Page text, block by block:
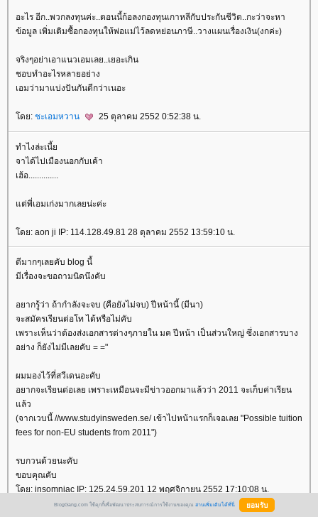
อะไร อีก..พวกลงทุนค่ะ..ตอนนี้ก้อลงกองทุนเกาหลีกับประกันชีวิต..กะว่าจะหา
ข้อมูล เพิ่มเติมซื้อกองทุนให้พ่อแม่ไว้ลดหย่อนภาษี..วางแผนเรื่องเงิน(งกค่ะ)
จริงๆอย่าเอาแนวเอมเลย..เยอะเกิน
ชอบทำอะไรหลายอย่าง
เอมว่ามาแบ่งปันกันดีกว่าเนอะ
ดย: ชะเอมหวาน 25 ตุลาคม 2552 0:52:38 น.
ทำไงล่ะเนี้
จาได้ไปเมืองนอกกับเค้า
เฮ้อ..............
ต่พี่เอมเก่งมากเลยน่ะค่ะ
ดย: aon ji IP: 114.128.49.81 28 ตุลาคม 2552 13:59:10 น.
ดีมากๆเลยคับ blog นี้
มีเรื่องจะขอถามนิดนึงคับ
อยากรู้ว่า ถ้ากำลังจะจบ (คือยังไม่จบ) ปีหน้านี้ (มีนา)
จะสมัครเรียนต่อโท ได้หรือไม่คับ
เพราะเห็นว่าต้องส่งเอกสารต่างๆภายใน มค ปีหน้า เป็นส่วนใหญ่ ซึ่งเอกสารบาง
อย่าง ก็ยังไม่มีเลยคับ = ="
ผมมองไว้ที่สวีเดนอะคับ
อยากจะเรียนต่อเลย เพราะเหมือนจะมีข่าวออกมาแล้วว่า 2011 จะเก็บค่าเรียน
ล้ว
(จากเวบนี้ //www.studyinsweden.se/ เข้าไปหน้าแรกก็เจอเลย "Possible tuition
fees for non-EU students from 2011")
รบกวนด้วยนะคับ
ขอบคุณคับ
ดย: insomniac IP: 125.24.59.201 12 พฤศจิกายน 2552 17:10:08 น.
BlogGang.com ใช้คุกกี้เพื่อพัฒนาประสบการณ์การใช้งานของคุณ อ่านเพิ่มเติมได้ที่นี่